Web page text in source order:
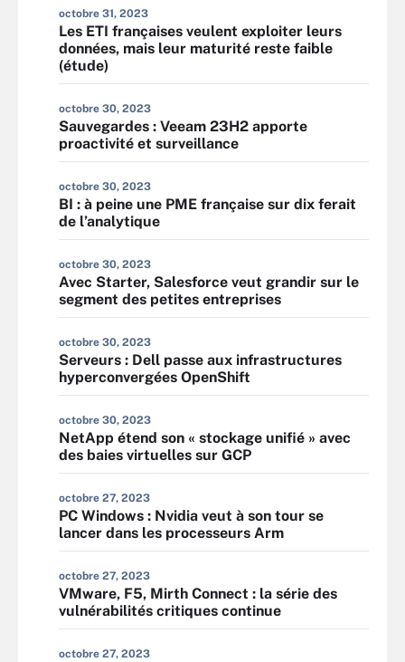
octobre 31, 2023
Les ETI françaises veulent exploiter leurs
données, mais leur maturité reste faible
(étude)
octobre 30, 2023
Sauvegardes : Veeam 23H2 apporte
proactivité et surveillance
octobre 30, 2023
BI : à peine une PME française sur dix ferait
de l’analytique
octobre 30, 2023
Avec Starter, Salesforce veut grandir sur le
segment des petites entreprises
octobre 30, 2023
Serveurs : Dell passe aux infrastructures
hyperconvergées OpenShift
octobre 30, 2023
NetApp étend son « stockage unifié » avec
des baies virtuelles sur GCP
octobre 27, 2023
PC Windows : Nvidia veut à son tour se
lancer dans les processeurs Arm
octobre 27, 2023
VMware, F5, Mirth Connect : la série des
vulnérabilités critiques continue
octobre 27, 2023